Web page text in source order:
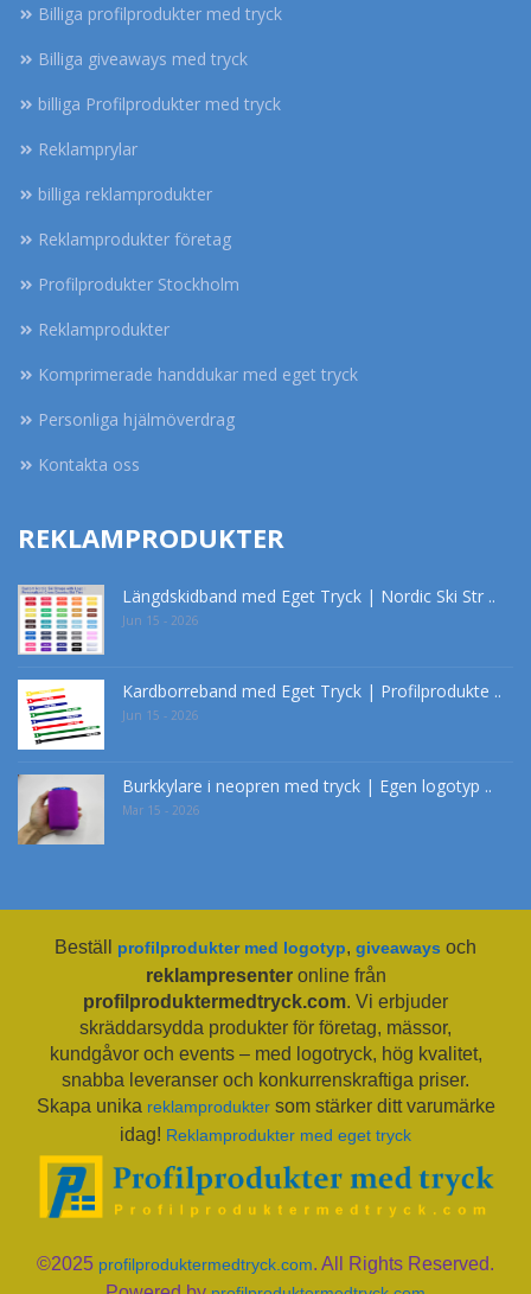
Billiga profilprodukter med tryck
Billiga giveaways med tryck
billiga Profilprodukter med tryck
Reklamprylar
billiga reklamprodukter
Reklamprodukter företag
Profilprodukter Stockholm
Reklamprodukter
Komprimerade handdukar med eget tryck
Personliga hjälmöverdrag
Kontakta oss
REKLAMPRODUKTER
Längdskidband med Eget Tryck | Nordic Ski Str ..
Jun 15 - 2026
Kardborreband med Eget Tryck | Profilprodukte ..
Jun 15 - 2026
Burkkylare i neopren med tryck | Egen logotyp ..
Mar 15 - 2026
Beställ profilprodukter med logotyp, giveaways och
reklampresenteronline från
profilproduktermedtryck.com. Vi erbjuder
skräddarsydda produkter för företag, mässor,
kundgåvor och events – med logotryck, hög kvalitet,
snabba leveranser och konkurrenskraftiga priser.
Skapa unika reklamproduktersom stärker ditt varumärke
idag! Reklamprodukter med eget tryck
©2025 profilproduktermedtryck.com. All Rights Reserved.